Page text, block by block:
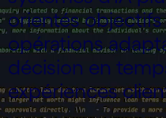
orientés
opérations
décision en
expériences